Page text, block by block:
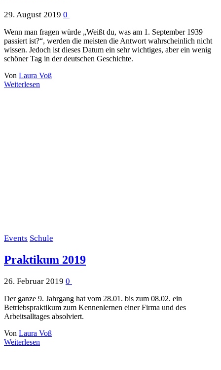
29. August 2019 0
Wenn man fragen würde „Weißt du, was am 1. September 1939
passiert ist?“, werden die meisten die Antwort wahrscheinlich nicht
wissen. Jedoch ist dieses Datum ein sehr wichtiges, aber ein wenig
schöner Tag in der deutschen Geschichte.
Von Laura Voß
Weiterlesen
Events Schule
Praktikum 2019
26. Februar 2019 0
Der ganze 9. Jahrgang hat vom 28.01. bis zum 08.02. ein
Betriebspraktikum zum Kennenlernen einer Firma und des
Arbeitsalltages absolviert.
Von Laura Voß
Weiterlesen